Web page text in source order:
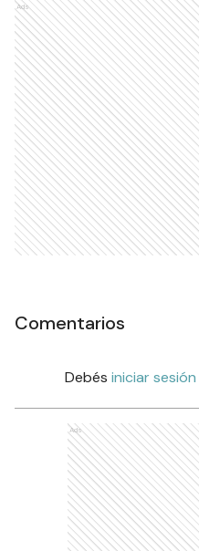
Ads
Comentarios
Debés iniciar sesión
Ads